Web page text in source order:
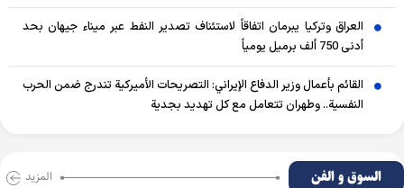
العراق وتركيا يبرمان اتفاقاً لاستئناف تصدير النفط عبر ميناء جيهان بحد
أدنى 750 ألف برميل يومياً
القائم بأعمال وزير الدفاع الإيراني: التصريحات الأميركية تندرج ضمن الحرب
النفسية.. وطهران تتعامل مع كل تهديد بجدية
السوق و الفن المزید